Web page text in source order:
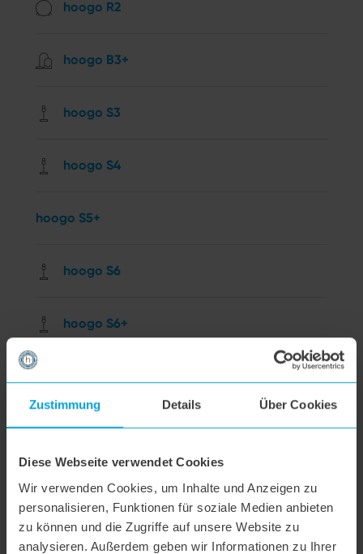
Zustimmung Details Über Cookies
Diese Webseite verwendet Cookies
Wir verwenden Cookies, um Inhalte und Anzeigen zu
personalisieren, Funktionen für soziale Medien anbieten
zu können und die Zugriffe auf unsere Website zu
analysieren. Außerdem geben wir Informationen zu Ihrer
hoogo R2
hoogo B3+
hoogo S3
hoogo S4
hoogo S5+
hoogo S6
hoogo S6+
hoogo N5
hoogo orga-nicer
flipflop Düse